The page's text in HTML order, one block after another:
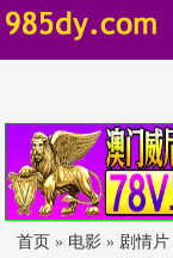
首页 » 电影 » 剧情片